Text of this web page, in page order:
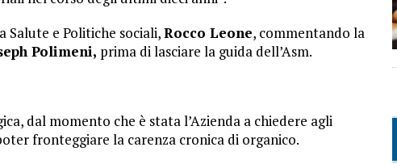
Salute e Politiche sociali,Rocco Leone, commentando la
Polimeni, prima di lasciare la guida dell’Asm.
dal momento che è stata l’Azienda a chiedere agli
fronteggiare la carenza cronica di organico.